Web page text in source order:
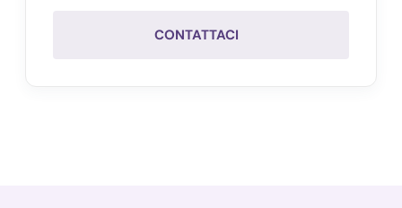
CONTATTACI